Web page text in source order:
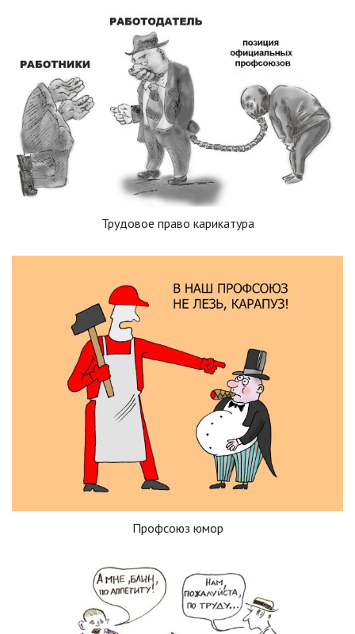
Трудовое право карикатура
Профсоюз юмор